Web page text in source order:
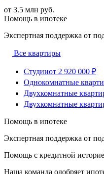
от 3.5 млн руб.
Помощь в ипотеке
Экспертная поддержка от
Все квартиры
Студииот 2 920 000 ₽
Однокомнатные
Двухкомнатные
Двухкомнатные
Помощь в ипотеке
Экспертная поддержка от
Помощь с кредитной
Наша команда одобряет